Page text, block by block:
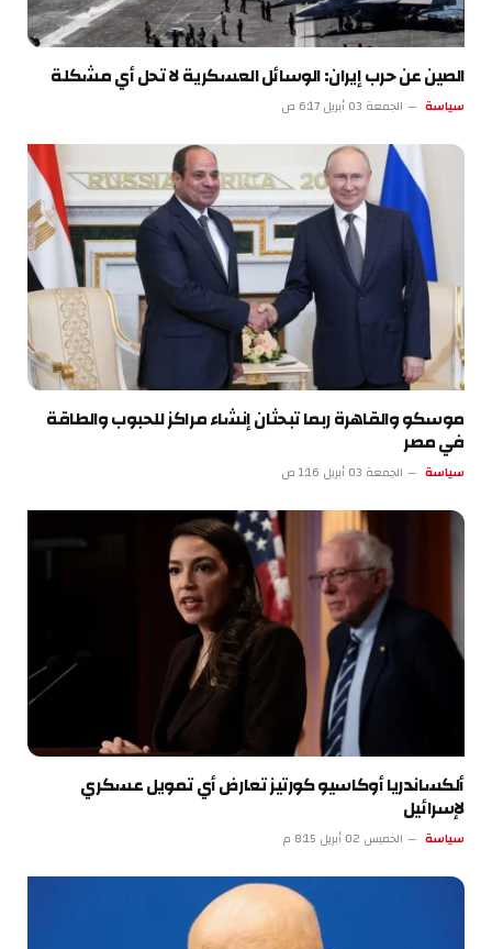
الصين عن حرب إيران: الوسائل العسكرية لا تحل أي مشكلة
سياسة الجمعة 03 أبريل 6:17 ص
موسكو والقاهرة ربما تبحثان إنشاء مراكز للحبوب والطاقة
في مصر
سياسة الجمعة 03 أبريل 1:16 ص
ألكساندريا أوكاسيو كورتيز تعارض أي تمويل عسكري
لإسرائيل
سياسة الخميس 02 أبريل 8:15 م